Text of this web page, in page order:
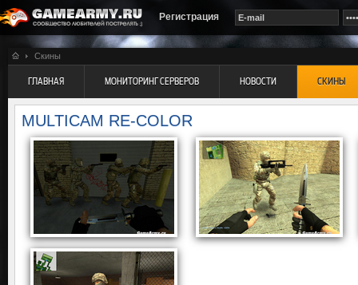
Регистрация
Скины
ГЛАВНАЯ МОНИТОРИНГ СЕРВЕРОВ НОВОСТИ СКИНЫ
MULTICAM RE-COLOR